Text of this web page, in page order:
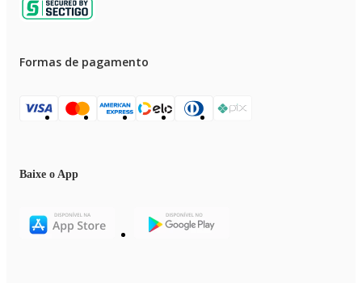
Formas de pagamento
Baixe o App